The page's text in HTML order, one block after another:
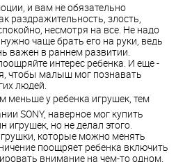
и вам не обязательно
раздражительность, злость,
несмотря на все. Не надо
чаще брать его на руки, ведь
важен в раннем развитии.
интерес ребенка. И еще -
чтобы малыш мог познавать
людей.
меньше у ребенка игрушек, тем
SONY, наверное мог купить
игрушек, но не делал этого.
которые можно менять
поощряет ребенка включить
внимание на чем-то одном.